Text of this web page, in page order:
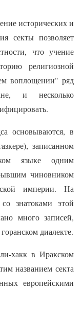
исторических и
секты позволяет
что учение
религиозной
воплощении" ряд
и несколько
основываются, в
записанном
языке одним
чи­новником
империи. На
знатоками этой
много записей,
диалекте.
хакк в Иракском
названием секта
европейскими